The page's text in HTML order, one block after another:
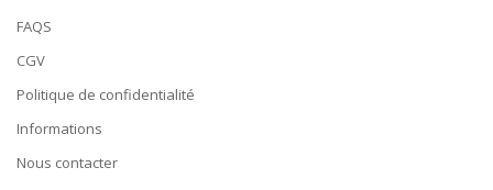
FAQS
CGV
Politique de confidentialité
Informations
Nous contacter